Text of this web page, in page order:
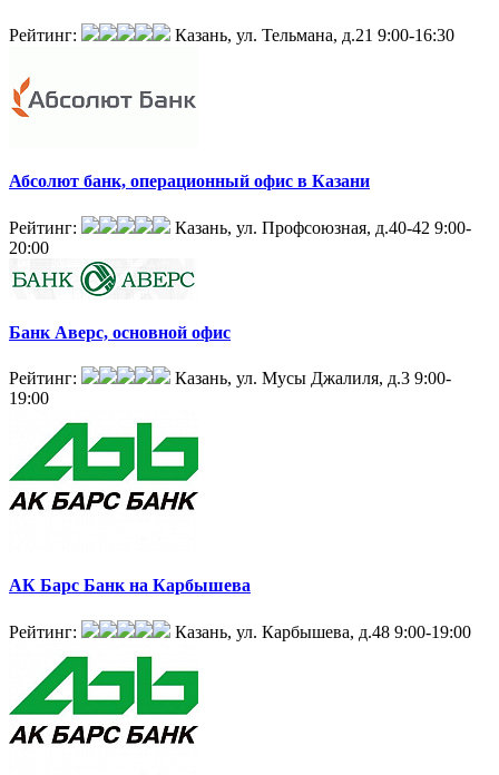
Рейтинг: Казань, ул. Тельмана, д.21 9:00-16:30
Абсолют банк, операционный офис в Казани
Рейтинг: Казань, ул. Профсоюзная, д.40-42 9:00-
20:00
Банк Аверс, основной офис
Рейтинг: Казань, ул. Мусы Джалиля, д.3 9:00-
19:00
АК Барс Банк на Карбышева
Рейтинг: Казань, ул. Карбышева, д.48 9:00-19:00